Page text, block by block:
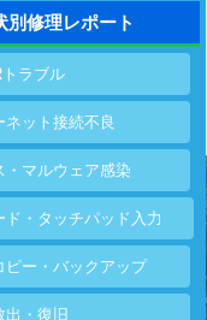
別修理レポート
ラブル
ネット接続不良
・マルウェア感染
ド・タッチパッド入力
ピー・バックアップ
出・復旧